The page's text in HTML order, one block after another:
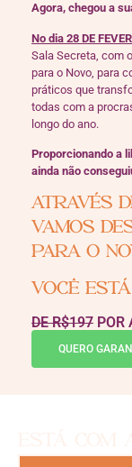
Agora, chegou a
No dia 28 DE
Sala Secreta, com
para o Novo, para
práticos que
todas com a
longo do ano.
Proporcionando a
ainda não
ATRAVÉS
VAMOS
PARA O
VOCÊ
DE R$197
QUERO